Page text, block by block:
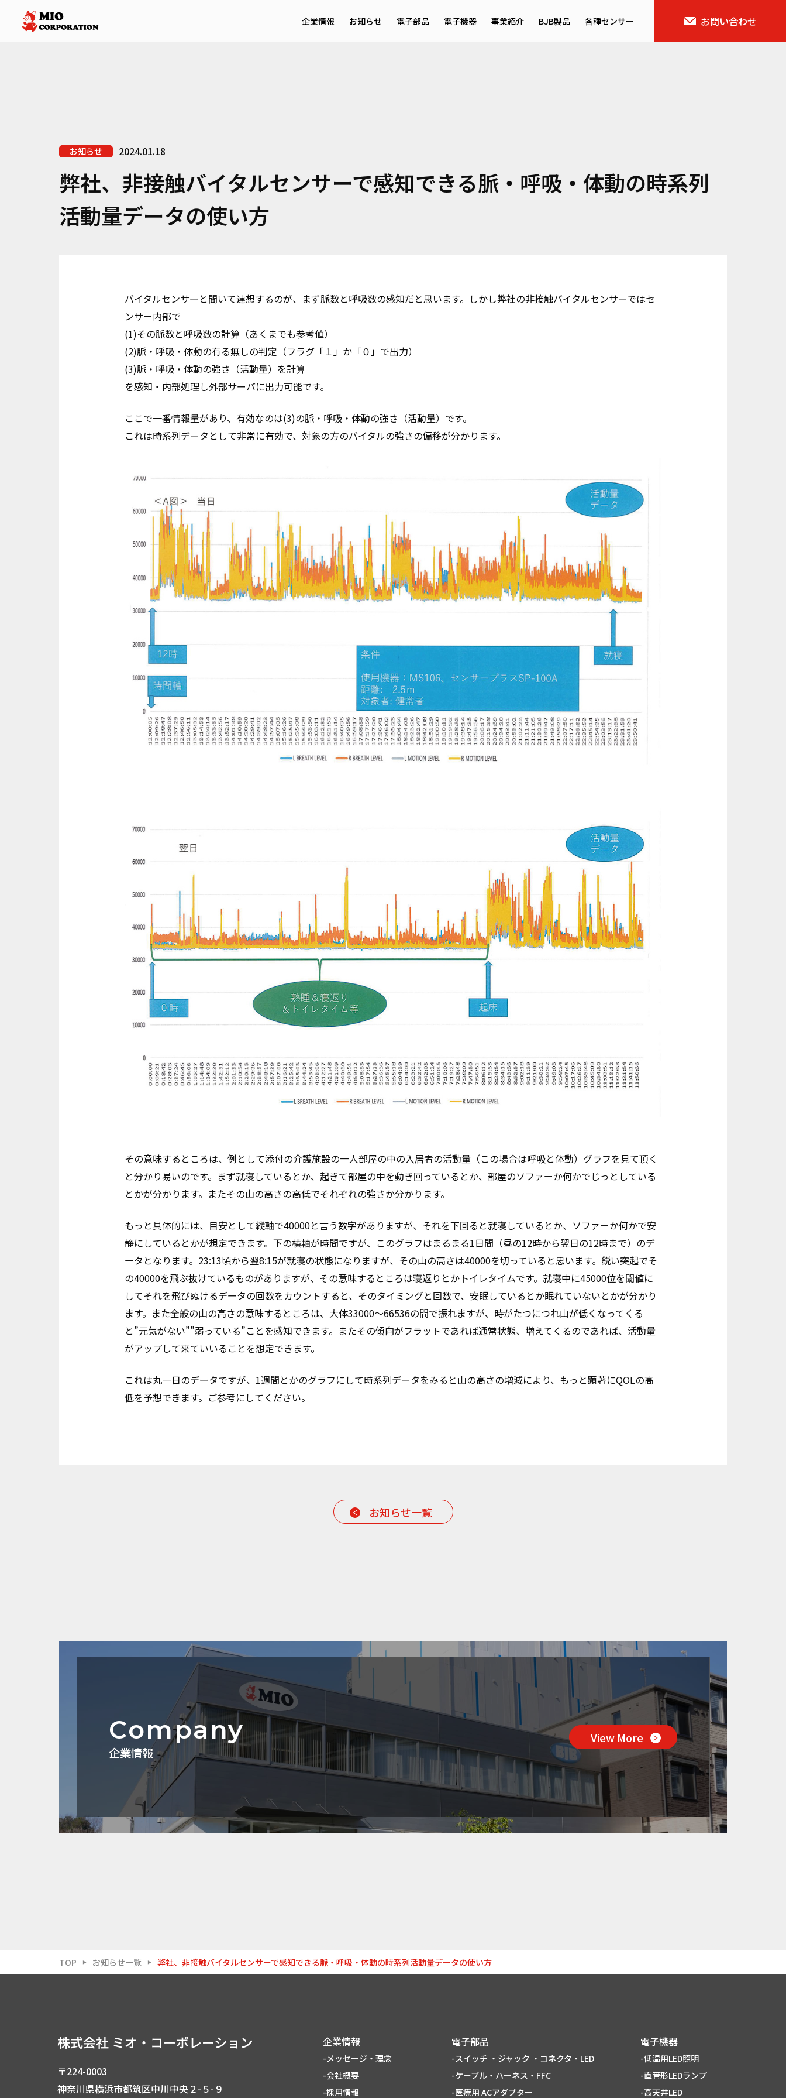
企業情報
お知らせ 電子部品 電子機器
事業紹介
BJB製品
各種センサー
バイタルセンサー
お問い合わせ
お知らせ 2024.01.18
弊社、非接触バイタルセンサーで感知できる脈・呼吸・体動の時系列
活動量データの使い方
バイタルセンサーと聞いて連想するのが、まず脈数と呼吸数の感知だと思います。しかし弊社の非接触バイタルセンサーではセ
ンサー内部で
(1)その脈数と呼吸数の計算（あくまでも参考値）
(2)脈・呼吸・体動の有る無しの判定（フラグ「１」か「０」で出力）
(3)脈・呼吸・体動の強さ（活動量）を計算
を感知・内部処理し外部サーバに出力可能です。
ここで一番情報量があり、有効なのは(3)の脈・呼吸・体動の強さ（活動量）です。
これは時系列データとして非常に有効で、対象の方のバイタルの強さの偏移が分かります。
その意味するところは、例として添付の介護施設の一人部屋の中の入居者の活動量（この場合は呼吸と体動）グラフを見て頂く
と分かり易いのです。まず就寝しているとか、起きて部屋の中を動き回っているとか、部屋のソファーか何かでじっとしている
とかが分かります。またその山の高さの高低でそれぞれの強さか分かります。
もっと具体的には、目安として縦軸で40000と言う数字がありますが、それを下回ると就寝しているとか、ソファーか何かで安
静にしているとかが想定できます。下の横軸が時間ですが、このグラフはまるまる1日間（昼の12時から翌日の12時まで）のデ
ータとなります。23:13頃から翌8:15が就寝の状態になりますが、その山の高さは40000を切っていると思います。鋭い突起でそ
の40000を飛ぶ抜けているものがありますが、その意味するところは寝返りとかトイレタイムです。就寝中に45000位を閾値に
してそれを飛びぬけるデータの回数をカウントすると、そのタイミングと回数で、安眠しているとか眠れていないとかが分かり
ます。また全般の山の高さの意味するところは、大体33000～66536の間で振れますが、時がたつにつれ山が低くなってくる
と”元気がない””弱っている”ことを感知できます。またその傾向がフラットであれば通常状態、増えてくるのであれば、活動量
がアップして来ていいることを想定できます。
これは丸一日のデータですが、1週間とかのグラフにして時系列データをみると山の高さの増減により、もっと顕著にQOLの高
低を予想できます。ご参考にしてください。
お知らせ一覧
Company
企業情報
View More
TOP ▶ お知らせ一覧 ▶ 弊社、非接触バイタルセンサーで感知できる脈・呼吸・体動の時系列活動量データの使い方
〒224-0003
神奈川県横浜市都筑区中川中央２-５-９
企業情報
-メッセージ・理念
-会社概要
-採用情報
電子部品
-スイッチ ・ジャック ・コネクタ・LED
-ケーブル・ハーネス・FFC
-医療用 ACアダプター
電子機器
-低温用LED照明
-直管形LEDランプ
-高天井LED